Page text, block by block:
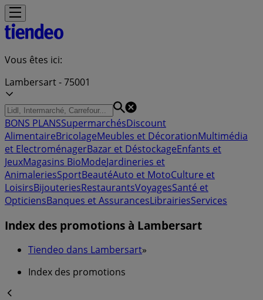
Vous êtes ici:
Lambersart - 75001
BONS PLANSSupermarchésDiscount
AlimentaireBricolageMeubles et DécorationMultimédia
et ElectroménagerBazar et DéstockageEnfants et
JeuxMagasins BioModeJardineries et
AnimaleriesSportBeautéAuto et MotoCulture et
LoisirsBijouteriesRestaurantsVoyagesSanté et
OpticiensBanques et AssurancesLibrairiesServices
Index des promotions à Lambersart
Tiendeo dans Lambersart»
Index des promotions